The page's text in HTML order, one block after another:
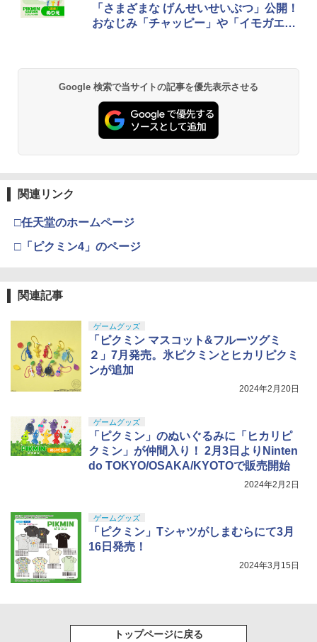
「さまざまな げんせいせいぶつ」公開！
おなじみ「チャッピー」や「イモガエ
Google 検索で当サイトの記事を優先表示させる
関連リンク
□任天堂のホームページ
□「ピクミン4」のページ
関連記事
ゲームグッズ
「ピクミン マスコット&フルーツグミ
２」7月発売。氷ピクミンとヒカリピクミ
ンが追加
2024年2月20日
ゲームグッズ
「ピクミン」のぬいぐるみに「ヒカリピ
クミン」が仲間入り！ 2月3日よりNinten
do TOKYO/OSAKA/KYOTOで販売開始
2024年2月2日
ゲームグッズ
「ピクミン」Tシャツがしまむらにて3月
16日発売！
2024年3月15日
トップページに戻る